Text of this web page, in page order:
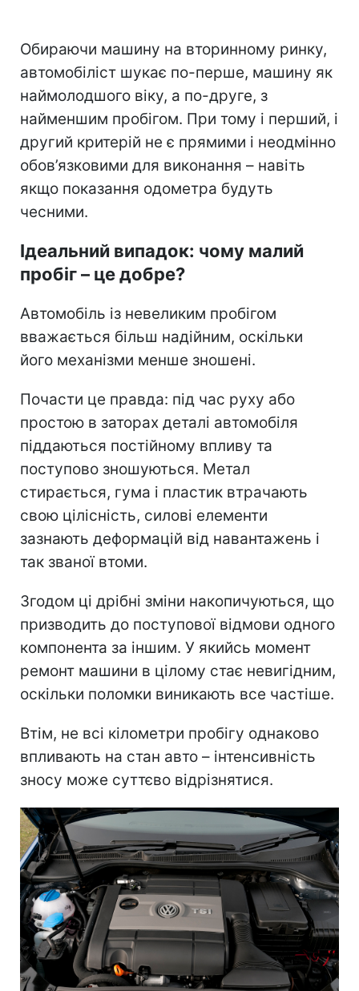
Обираючи машину на вторинному ринку,
автомобіліст шукає по-перше, машину як
наймолодшого віку, а по-друге, з
найменшим пробігом. При тому і перший, і
другий критерій не є прямими і неодмінно
обов’язковими для виконання – навіть
якщо показання одометра будуть
чесними.
Ідеальний випадок: чому малий
пробіг – це добре?
Автомобіль із невеликим пробігом
вважається більш надійним, оскільки
його механізми менше зношені.
Почасти це правда: під час руху або
простою в заторах деталі автомобіля
піддаються постійному впливу та
поступово зношуються. Метал
стирається, гума і пластик втрачають
свою цілісність, силові елементи
зазнають деформацій від навантажень і
так званої втоми.
Згодом ці дрібні зміни накопичуються, що
призводить до поступової відмови одного
компонента за іншим. У якийсь момент
ремонт машини в цілому стає невигідним,
оскільки поломки виникають все частіше.
Втім, не всі кілометри пробігу однаково
впливають на стан авто – інтенсивність
зносу може суттєво відрізнятися.